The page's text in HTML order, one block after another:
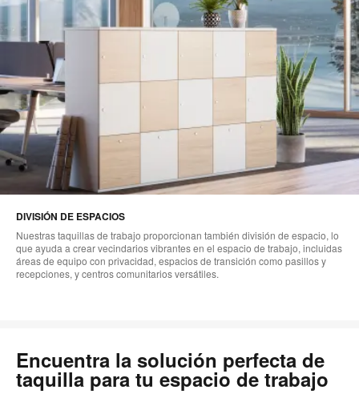
DIVISIÓN DE ESPACIOS
Nuestras taquillas de trabajo proporcionan también división de espacio, lo
que ayuda a crear vecindarios vibrantes en el espacio de trabajo, incluidas
áreas de equipo con privacidad, espacios de transición como pasillos y
recepciones, y centros comunitarios versátiles.
Encuentra la solución perfecta de
taquilla para tu espacio de trabajo